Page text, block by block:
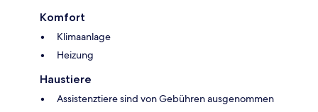
Komfort
Klimaanlage
Heizung
Haustiere
Assistenztiere sind von Gebühren ausgenommen